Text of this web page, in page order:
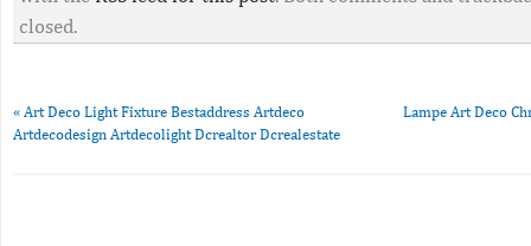
closed.
« Art Deco Light Fixture Bestaddress Artdeco
Artdecodesign Artdecolight Dcrealtor Dcrealestate
Lampe Art Deco